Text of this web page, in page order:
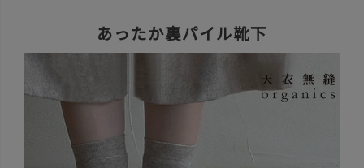
あったか裏パイル靴下